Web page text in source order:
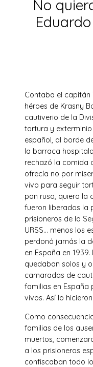
No
Contaba el capitán
héroes de Krasny
cautiverio de la
tortura y
español, al borde
la barraca
rechazó la comida
ofrecía no por
vivo para seguir
pan ruso, quiero la
fueron liberados la
prisioneros de la
URSS… menos los
perdonó jamás la
en España en
quedaban solos y
camaradas de
familias en España
vivos. Así lo
Como
familias de los
muertos,
a los prisioneros
confiscaban todo